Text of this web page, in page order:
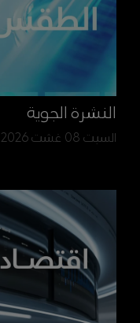
النشرة الجوية
السبت 08 غشت 2026